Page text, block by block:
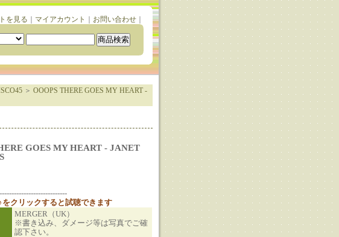
を見る マイアカウント お問い合わせ｜
＞ OOOPS THERE GOES MY HEART -
GOES MY HEART - JANET
クリックすると試聴できます
MERGER（UK）
※書き込み、ダメージ等は写真でご確
認下さい。